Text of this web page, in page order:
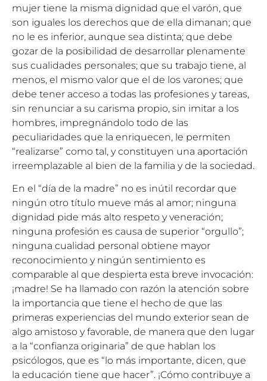
mujer tiene la misma dignidad que el varón, que
son iguales los derechos que de ella dimanan; que
no le es inferior, aunque sea distinta; que debe
gozar de la posibilidad de desarrollar plenamente
sus cualidades personales; que su trabajo tiene, al
menos, el mismo valor que el de los varones; que
debe tener acceso a todas las profesiones y tareas,
sin renunciar a su carisma propio, sin imitar a los
hombres, impregnándolo todo de las
peculiaridades que la enriquecen, le permiten
“realizarse” como tal, y constituyen una aportación
irreemplazable al bien de la familia y de la sociedad.
En el “día de la madre” no es inútil recordar que
ningún otro título mueve más al amor; ninguna
dignidad pide más alto respeto y veneración;
ninguna profesión es causa de superior “orgullo”;
ninguna cualidad personal obtiene mayor
reconocimiento y ningún sentimiento es
comparable al que despierta esta breve invocación:
¡madre! Se ha llamado con razón la atención sobre
la importancia que tiene el hecho de que las
primeras experiencias del mundo exterior sean de
algo amistoso y favorable, de manera que den lugar
a la “confianza originaria” de que hablan los
psicólogos, que es “lo más importante, dicen, que
la educación tiene que hacer”. ¡Cómo contribuye a